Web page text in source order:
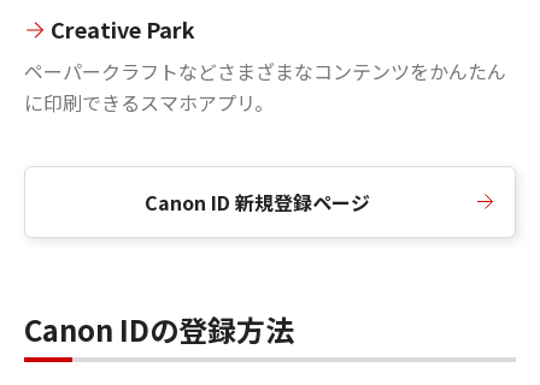
Creative Park
ペーパークラフトなどさまざまなコンテンツをかんたん
に印刷できるスマホアプリ。
Canon ID 新規登録ページ
Canon IDの登録方法